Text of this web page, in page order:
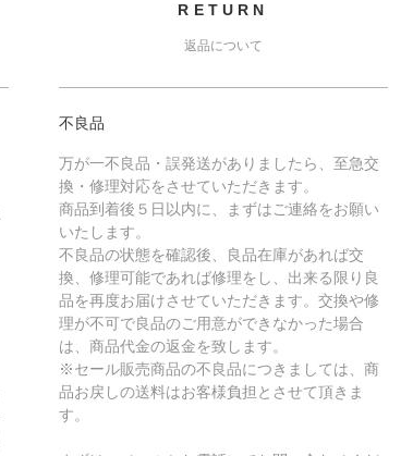
RETURN
返品について
不良品
万が一不良品・誤発送がありましたら、至急交
換・修理対応をさせていただきます。
商品到着後５日以内に、まずはご連絡をお願い
いたします。
不良品の状態を確認後、良品在庫があれば交
換、修理可能であれば修理をし、出来る限り良
品を再度お届けさせていただきます。交換や修
理が不可で良品のご用意ができなかった場合
は、商品代金の返金を致します。
※セール販売商品の不良品につきましては、商
品お戻しの送料はお客様負担とさせて頂きま
す。